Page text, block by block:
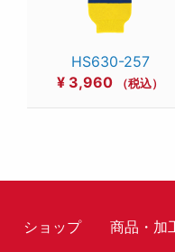
HS630-257
¥ 3,960 （税込）
ショップ 商品・加